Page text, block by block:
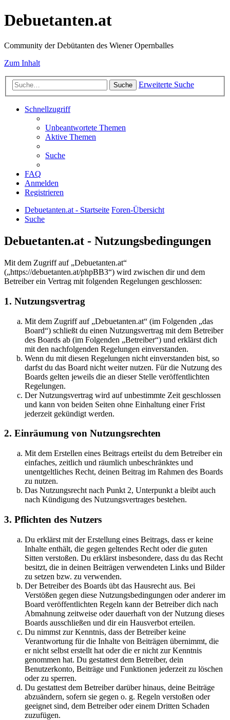
Debuetanten.at
Community der Debütanten des Wiener Opernballes
Zum Inhalt
Suche Erweiterte Suche
Schnellzugriff
Unbeantwortete Themen
Aktive Themen
Suche
FAQ
Anmelden
Registrieren
Debuetanten.at - Startseite Foren-Übersicht
Suche
Debuetanten.at - Nutzungsbedingungen
Mit dem Zugriff auf „Debuetanten.at“
(„https://debuetanten.at/phpBB3“) wird zwischen dir und dem
Betreiber ein Vertrag mit folgenden Regelungen geschlossen:
1. Nutzungsvertrag
Mit dem Zugriff auf „Debuetanten.at“ (im Folgenden „das
Board“) schließt du einen Nutzungsvertrag mit dem Betreiber
des Boards ab (im Folgenden „Betreiber“) und erklärst dich
mit den nachfolgenden Regelungen einverstanden.
Wenn du mit diesen Regelungen nicht einverstanden bist, so
darfst du das Board nicht weiter nutzen. Für die Nutzung des
Boards gelten jeweils die an dieser Stelle veröffentlichten
Regelungen.
Der Nutzungsvertrag wird auf unbestimmte Zeit geschlossen
und kann von beiden Seiten ohne Einhaltung einer Frist
jederzeit gekündigt werden.
2. Einräumung von Nutzungsrechten
Mit dem Erstellen eines Beitrags erteilst du dem Betreiber ein
einfaches, zeitlich und räumlich unbeschränktes und
unentgeltliches Recht, deinen Beitrag im Rahmen des Boards
zu nutzen.
Das Nutzungsrecht nach Punkt 2, Unterpunkt a bleibt auch
nach Kündigung des Nutzungsvertrages bestehen.
3. Pflichten des Nutzers
Du erklärst mit der Erstellung eines Beitrags, dass er keine
Inhalte enthält, die gegen geltendes Recht oder die guten
Sitten verstoßen. Du erklärst insbesondere, dass du das Recht
besitzt, die in deinen Beiträgen verwendeten Links und Bilder
zu setzen bzw. zu verwenden.
Der Betreiber des Boards übt das Hausrecht aus. Bei
Verstößen gegen diese Nutzungsbedingungen oder anderer im
Board veröffentlichten Regeln kann der Betreiber dich nach
Abmahnung zeitweise oder dauerhaft von der Nutzung dieses
Boards ausschließen und dir ein Hausverbot erteilen.
Du nimmst zur Kenntnis, dass der Betreiber keine
Verantwortung für die Inhalte von Beiträgen übernimmt, die
er nicht selbst erstellt hat oder die er nicht zur Kenntnis
genommen hat. Du gestattest dem Betreiber, dein
Benutzerkonto, Beiträge und Funktionen jederzeit zu löschen
oder zu sperren.
Du gestattest dem Betreiber darüber hinaus, deine Beiträge
abzuändern, sofern sie gegen o. g. Regeln verstoßen oder
geeignet sind, dem Betreiber oder einem Dritten Schaden
zuzufügen.